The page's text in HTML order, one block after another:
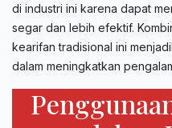
di industri ini karena dapat
segar dan lebih efektif.
kearifan tradisional ini
dalam meningkatkan